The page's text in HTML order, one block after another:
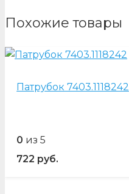
Похожие товары
Патрубок 7403.1118242
0 из 5
722 руб.